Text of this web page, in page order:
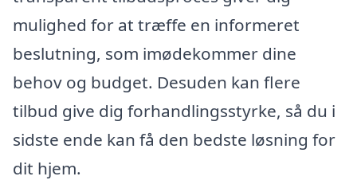
mulighed for at træffe en informeret
beslutning, som imødekommer dine
behov og budget. Desuden kan flere
tilbud give dig forhandlingsstyrke, så du i
sidste ende kan få den bedste løsning for
dit hjem.